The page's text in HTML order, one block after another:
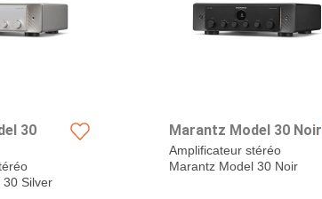
30
30 Silver
Marantz Model 30 Noir
Amplificateur stéréo
Marantz Model 30 Noir